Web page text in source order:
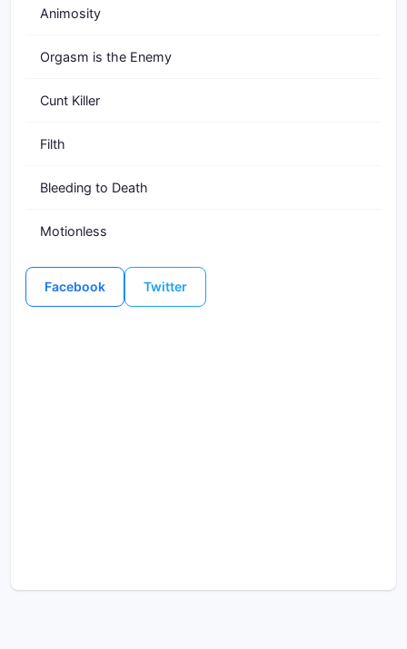
Animosity
Orgasm is the Enemy
Cunt Killer
Filth
Bleeding to Death
Motionless
Facebook Twitter